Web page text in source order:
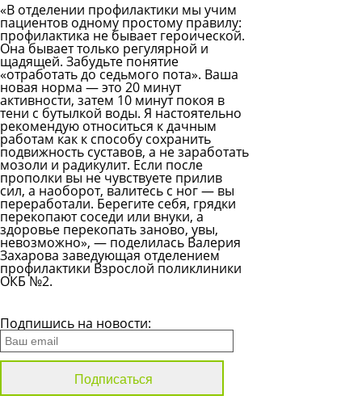
«В отделении профилактики мы учим
пациентов одному простому правилу:
профилактика не бывает героической.
Она бывает только регулярной и
щадящей. Забудьте понятие
«отработать до седьмого пота». Ваша
новая норма — это 20 минут
активности, затем 10 минут покоя в
тени с бутылкой воды. Я настоятельно
рекомендую относиться к дачным
работам как к способу сохранить
подвижность суставов, а не заработать
мозоли и радикулит. Если после
прополки вы не чувствуете прилив
сил, а наоборот, валитесь с ног — вы
переработали. Берегите себя, грядки
перекопают соседи или внуки, а
здоровье перекопать заново, увы,
невозможно», — поделилась Валерия
Захарова заведующая отделением
профилактики Взрослой поликлиники
ОКБ №2.
Подпишись на новости: